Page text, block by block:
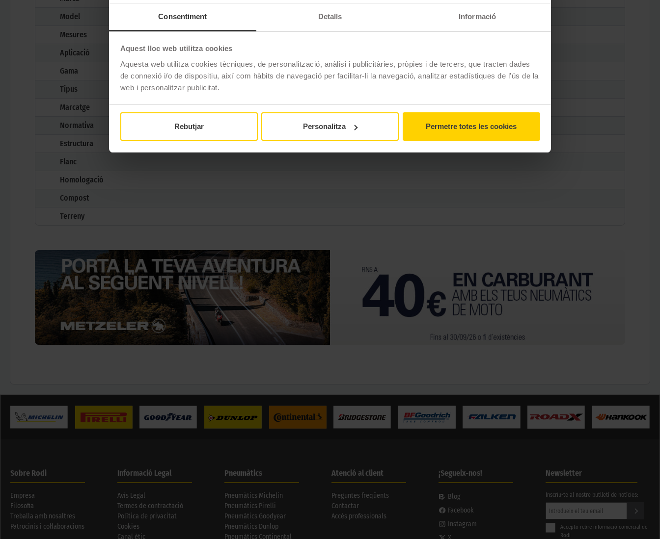
Consentiment Detalls Informació
Aquest lloc web utilitza cookies
Aquesta web utilitza cookies tècniques, de personalització, anàlisi i publicitàries, pròpies i de tercers, que tracten dades
de connexió i/o de dispositiu, així com hàbits de navegació per facilitar-li la navegació, analitzar estadístiques de l'ús de la
web i personalitzar publicitat.
Rebutjar Personalitza Permetre totes les cookies
Model
Roadtec 01
Mesures
90/90 D 19 52H TL
Aplicació
Gama
Carretera
Tipus
Marcatge
Normativa
TL
Estructura
Diagonal
Flanc
Homologació
Compost
Terreny
Sobre Rodi
Empresa
Filosofia
Treballa amb nosaltres
Patrocinis i col·laboracions
Informació Legal
Avís Legal
Termes de contractació
Política de privacitat
Cookies
Canal ètic
Pneumàtics
Pneumàtics Michelin
Pneumàtics Pirelli
Pneumàtics Goodyear
Pneumàtics Dunlop
Pneumàtics Continental
Atenció al client
Preguntes freqüents
Contactar
Accés professionals
¡Segueix-nos!
Blog
Facebook
Instagram
Newsletter
Inscriu-te al nostre butlletí de notícies:
Accepto rebre informació comercial de
Rodi